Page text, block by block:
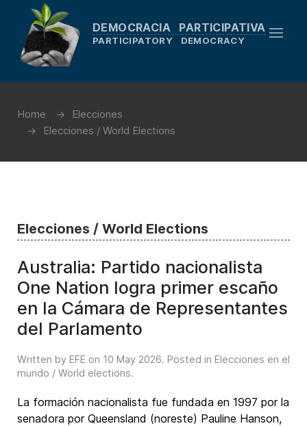
DEMOCRACIA PARTICIPATIVA
PARTICIPATORY DEMOCRACY
Home
Elecciones
Elecciones / World Elections
Elecciones / World Elections
Australia: Partido nacionalista
One Nation logra primer escaño
en la Cámara de Representantes
del Parlamento
Written by EFE on 10 May 2026. Posted in Elecciones en el
mundo / World elections.
La formación nacionalista fue fundada en 1997 por la
senadora por Queensland (noreste) Pauline Hanson,